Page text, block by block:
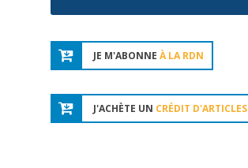
JE M'ABONNE À LA RDN
J'ACHÈTE UN CRÉDIT D'ARTICLES